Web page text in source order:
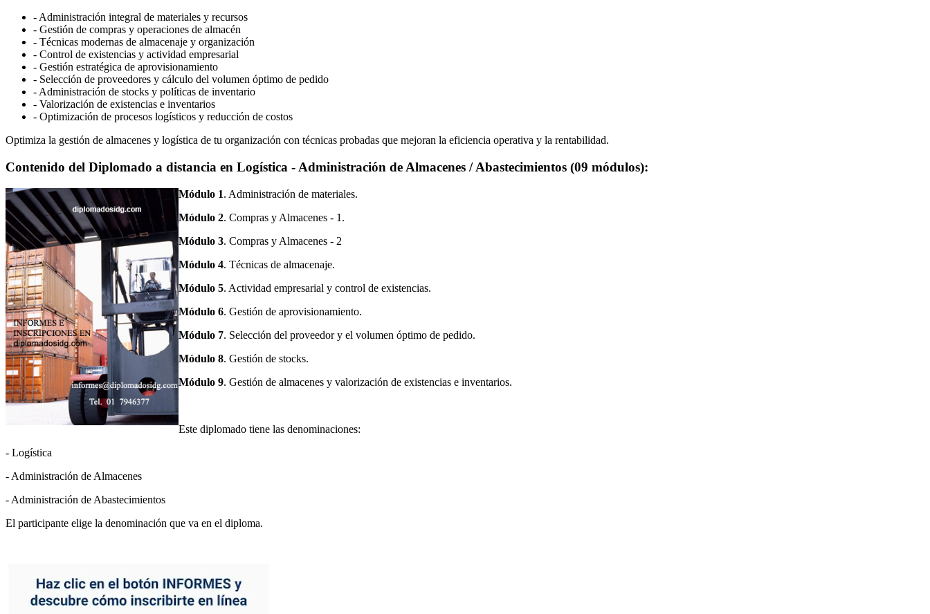
- Administración integral de materiales y recursos
- Gestión de compras y operaciones de almacén
- Técnicas modernas de almacenaje y organización
- Control de existencias y actividad empresarial
- Gestión estratégica de aprovisionamiento
- Selección de proveedores y cálculo del volumen óptimo de pedido
- Administración de stocks y políticas de inventario
- Valorización de existencias e inventarios
- Optimización de procesos logísticos y reducción de costos
Optimiza la gestión de almacenes y logística de tu organización con técnicas probadas que mejoran la eficiencia operativa y la rentabilidad.
Contenido del Diplomado a distancia en Logística - Administración de Almacenes / Abastecimientos (09 módulos):
Módulo 1. Administración de materiales.
Módulo 2. Compras y Almacenes - 1.
Módulo 3. Compras y Almacenes - 2
Módulo 4. Técnicas de almacenaje.
Módulo 5. Actividad empresarial y control de existencias.
Módulo 6. Gestión de aprovisionamiento.
Módulo 7. Selección del proveedor y el volumen óptimo de pedido.
Módulo 8. Gestión de stocks.
Módulo 9. Gestión de almacenes y valorización de existencias e inventarios.
Este diplomado tiene las denominaciones:
- Logística
- Administración de Almacenes
- Administración de Abastecimientos
El participante elige la denominación que va en el diploma.